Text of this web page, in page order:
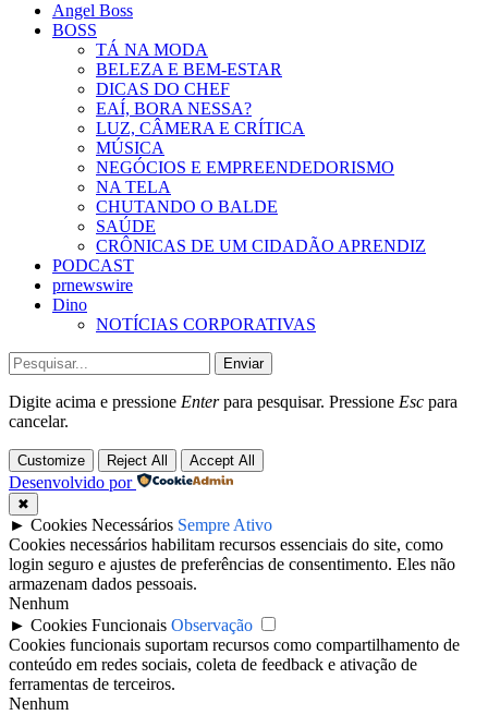
Angel Boss
BOSS
TÁ NA MODA
BELEZA E BEM-ESTAR
DICAS DO CHEF
EAÍ, BORA NESSA?
LUZ, CÂMERA E CRÍTICA
MÚSICA
NEGÓCIOS E EMPREENDEDORISMO
NA TELA
CHUTANDO O BALDE
SAÚDE
CRÔNICAS DE UM CIDADÃO APRENDIZ
PODCAST
prnewswire
Dino
NOTÍCIAS CORPORATIVAS
Enviar
Digite acima e pressione Enterpara pesquisar. Pressione Esc para
cancelar.
Customize Reject All Accept All
Desenvolvido por
✖
► Cookies Necessários Sempre Ativo
Cookies necessários habilitam recursos essenciais do site, como
login seguro e ajustes de preferências de consentimento. Eles não
armazenam dados pessoais.
Nenhum
► Cookies Funcionais Observação
Cookies funcionais suportam recursos como compartilhamento de
conteúdo em redes sociais, coleta de feedback e ativação de
ferramentas de terceiros.
Nenhum